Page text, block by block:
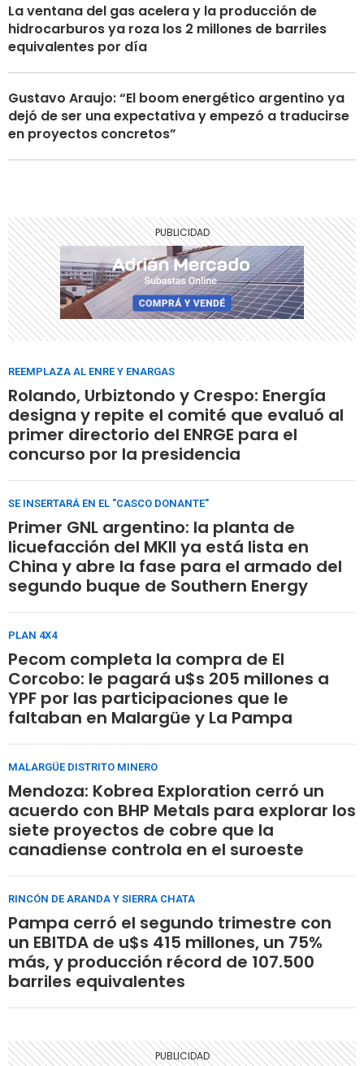
La ventana del gas acelera y la producción de
hidrocarburos ya roza los 2 millones de barriles
equivalentes por día
Gustavo Araujo: “El boom energético argentino ya
dejó de ser una expectativa y empezó a traducirse
en proyectos concretos”
REEMPLAZA AL ENRE Y ENARGAS
Rolando, Urbiztondo y Crespo: Energía
designa y repite el comité que evaluó al
primer directorio del ENRGE para el
concurso por la presidencia
SE INSERTARÁ EN EL "CASCO DONANTE"
Primer GNL argentino: la planta de
licuefacción del MKII ya está lista en
China y abre la fase para el armado del
segundo buque de Southern Energy
PLAN 4X4
Pecom completa la compra de El
Corcobo: le pagará u$s 205 millones a
YPF por las participaciones que le
faltaban en Malargüe y La Pampa
MALARGÜE DISTRITO MINERO
Mendoza: Kobrea Exploration cerró un
acuerdo con BHP Metals para explorar los
siete proyectos de cobre que la
canadiense controla en el suroeste
RINCÓN DE ARANDA Y SIERRA CHATA
Pampa cerró el segundo trimestre con
un EBITDA de u$s 415 millones, un 75%
más, y producción récord de 107.500
barriles equivalentes